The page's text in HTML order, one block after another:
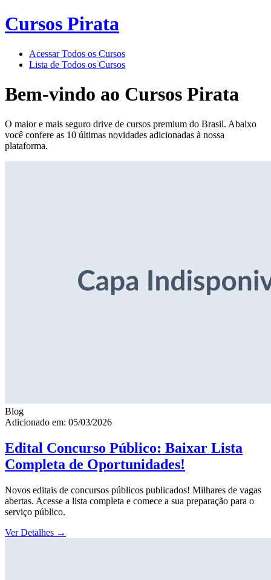
Cursos Pirata
Acessar Todos os Cursos
Lista de Todos os Cursos
Bem-vindo ao Cursos Pirata
O maior e mais seguro drive de cursos premium do Brasil. Abaixo
você confere as 10 últimas novidades adicionadas à nossa
plataforma.
Blog
Adicionado em: 05/03/2026
Edital Concurso Público: Baixar Lista
Completa de Oportunidades!
Novos editais de concursos públicos publicados! Milhares de vagas
abertas. Acesse a lista completa e comece a sua preparação para o
serviço público.
Ver Detalhes →